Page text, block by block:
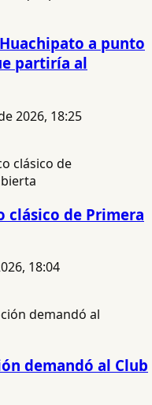
a punto
partiría al
2026, 18:25
clásico de Primera
18:04
demandó al Club